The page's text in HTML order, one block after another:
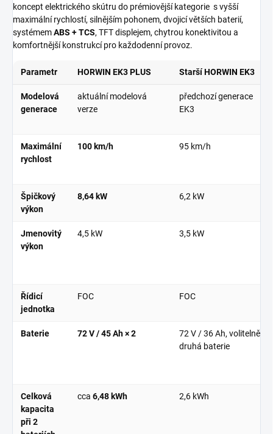
koncept elektrického skútru do prémiovější kategorie s vyšší
maximální rychlostí, silnějším pohonem, dvojicí větších baterií,
systémemABS + TCS, TFT displejem, chytrou konektivitou a
komfortnější konstrukcí pro každodenní provoz.
Parametr HORWIN EK3 PLUS Starší HORWIN EK3
Modelová
generace
aktuální modelová
verze
předchozí generace
EK3
Maximální
rychlost
100 km/h 95 km/h
Špičkový
výkon
8,64 kW 6,2 kW
Jmenovitý
výkon
4,5 kW 3,5 kW
Řídicí
jednotka
FOC FOC
Baterie 72 V / 45 Ah × 2 72 V / 36 Ah, volitelně
druhá baterie
Celková
kapacita
při 2
cca 6,48 kWh 2,6 kWh